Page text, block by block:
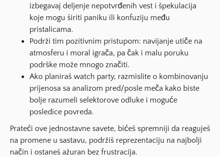
izbegavaj deljenje nepotvrđenih vest i špekulacija
koje mogu širiti paniku ili konfuziju među
pristalicama.
Podrži tim pozitivnim pristupom: navijanje utiče na
atmosferu i moral igrača, pa čak i malu poruku
podrške može mnogo značiti.
Ako planiraš watch party, razmislite o kombinovanju
prijenosa sa analizom pred/posle meča kako biste
bolje razumeli selektorove odluke i moguće
posledice povreda.
Prateći ove jednostavne savete, bićeš spremniji da reaguješ
na promene u sastavu, podržiš reprezentaciju na najbolji
način i ostaneš ažuran bez frustracija.